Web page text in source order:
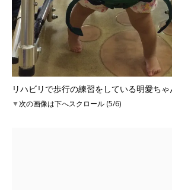
リハビリで歩行の練習をしている明愛ちゃ
▼次の画像は下へスクロール (5/6)